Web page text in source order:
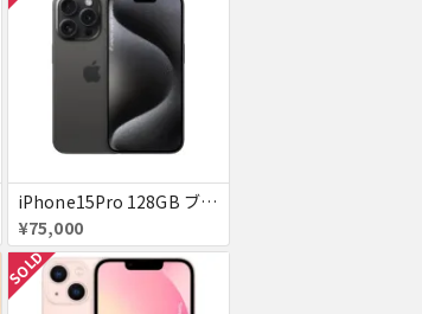
iPhone15Pro 128GB ブラックチタニウム au
¥75,000
SOLD